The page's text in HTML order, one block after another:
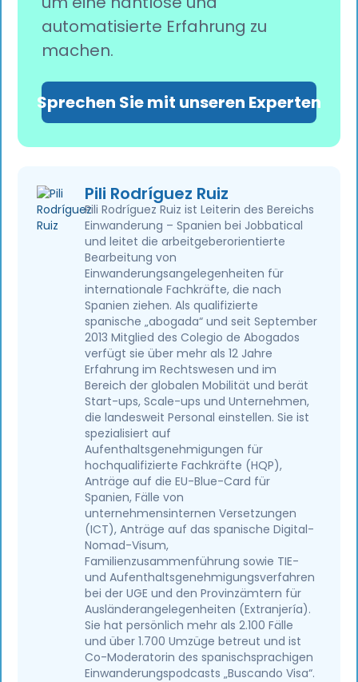
automatisierte Erfahrung zu
machen.
Sprechen Sie mit unseren Experten
Pili Rodríguez Ruiz
Pili Rodríguez Ruiz ist Leiterin des Bereichs
Einwanderung – Spanien bei Jobbatical
und leitet die arbeitgeberorientierte
Bearbeitung von
Einwanderungsangelegenheiten für
internationale Fachkräfte, die nach
Spanien ziehen. Als qualifizierte
spanische „abogada“ und seit September
2013 Mitglied des Colegio de Abogados
verfügt sie über mehr als 12 Jahre
Erfahrung im Rechtswesen und im
Bereich der globalen Mobilität und berät
Start-ups, Scale-ups und Unternehmen,
die landesweit Personal einstellen. Sie ist
spezialisiert auf
Aufenthaltsgenehmigungen für
hochqualifizierte Fachkräfte (HQP),
Anträge auf die EU-Blue-Card für
Spanien, Fälle von
unternehmensinternen Versetzungen
(ICT), Anträge auf das spanische Digital-
Nomad-Visum,
Familienzusammenführung sowie TIE-
und Aufenthaltsgenehmigungsverfahren
bei der UGE und den Provinzämtern für
Ausländerangelegenheiten (Extranjería).
Sie hat persönlich mehr als 2.100 Fälle
und über 1.700 Umzüge betreut und ist
Co-Moderatorin des spanischsprachigen
Einwanderungspodcasts „Buscando Visa“.